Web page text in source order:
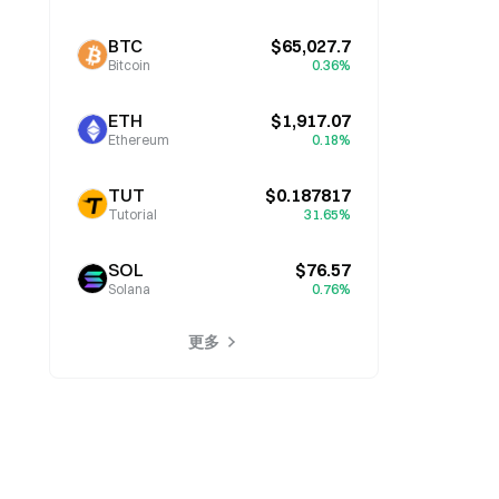
BTC
Bitcoin
$65,027.7
0.36%
ETH
Ethereum
$1,917.07
0.18%
TUT
Tutorial
$0.187817
31.65%
SOL
Solana
$76.57
0.76%
更多